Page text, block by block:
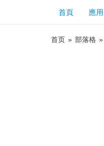
首頁 應用
首页 » 部落格 »